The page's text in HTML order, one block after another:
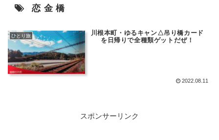
恋金橋
ひとり旅
川根本町・ゆるキャン△吊り橋カード
を日帰りで全種類ゲットだぜ！
2022.08.11
スポンサーリンク